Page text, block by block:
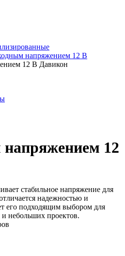
напряжением 12 В
12 В Давикон
12
стабильное напряжение для
надежностью и
его подходящим выбором для
небольших проектов.